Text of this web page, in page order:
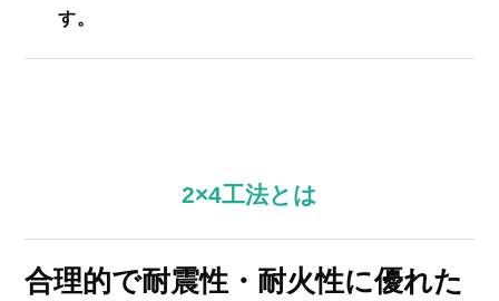
す。
2×4工法とは
合理的で耐震性・耐火性に優れた